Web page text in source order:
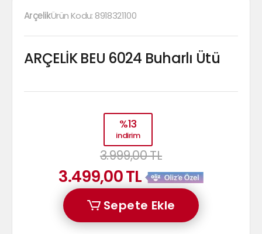
ArçelikÜrün Kodu: 8918321100
ARÇELİK BEU 6024 Buharlı Ütü
%13
indirim
3.999,00 TL
3.499,00 TL
Sepete Ekle